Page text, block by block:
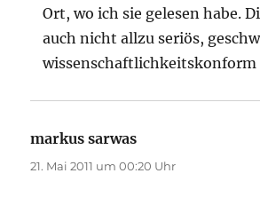
Ort, wo ich sie gelesen habe.
auch nicht allzu seriös,
wissenschaftlichkeitskonform
markus sarwas
21. Mai 2011 um 00:20 Uhr